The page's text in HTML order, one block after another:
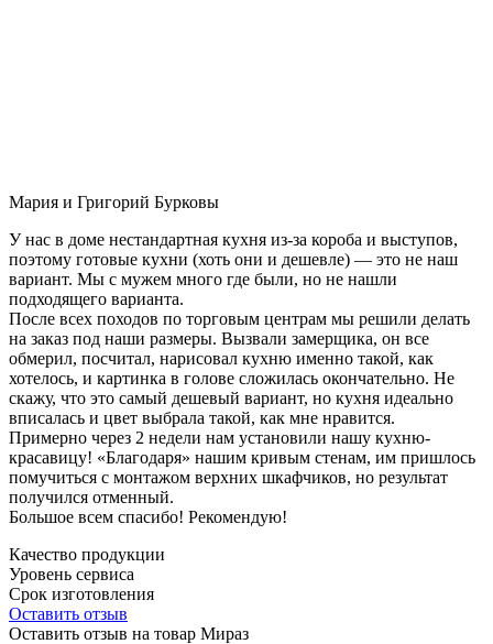
Мария и Григорий Бурковы
У нас в доме нестандартная кухня из-за короба и выступов,
поэтому готовые кухни (хоть они и дешевле) — это не наш
вариант. Мы с мужем много где были, но не нашли
подходящего варианта.
После всех походов по торговым центрам мы решили делать
на заказ под наши размеры. Вызвали замерщика, он все
обмерил, посчитал, нарисовал кухню именно такой, как
хотелось, и картинка в голове сложилась окончательно. Не
скажу, что это самый дешевый вариант, но кухня идеально
вписалась и цвет выбрала такой, как мне нравится.
Примерно через 2 недели нам установили нашу кухню-
красавицу! «Благодаря» нашим кривым стенам, им пришлось
помучиться с монтажом верхних шкафчиков, но результат
получился отменный.
Большое всем спасибо! Рекомендую!
Качество продукции
Уровень сервиса
Срок изготовления
Оставить отзыв
Оставить отзыв на товар Мираз